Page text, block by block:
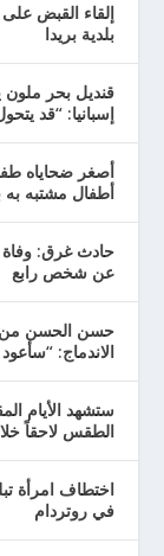
إلقاء القبض
بلدية بريدا
إسبانيا: “قد
أصغر ضحاياه
أطفال مشتبه به
حادث غرق:
عن شخص رابع
حسن الحسن من
الاندماج:
ستشهد الأيام
الطقس لاحقاً
في روتردام